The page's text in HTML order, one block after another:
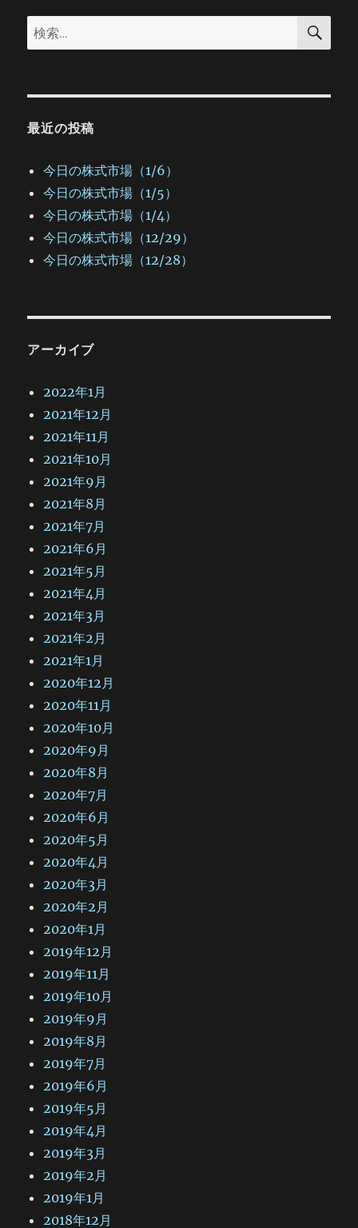
ン
検
索:
検
最近の投稿
今日の株式市場（1/6）
今日の株式市場（1/5）
今日の株式市場（1/4）
今日の株式市場（12/29）
今日の株式市場（12/28）
アーカイブ
2022年1月
2021年12月
2021年11月
2021年10月
2021年9月
2021年8月
2021年7月
2021年6月
2021年5月
2021年4月
2021年3月
2021年2月
2021年1月
2020年12月
2020年11月
2020年10月
2020年9月
2020年8月
2020年7月
2020年6月
2020年5月
2020年4月
2020年3月
2020年2月
2020年1月
2019年12月
2019年11月
2019年10月
2019年9月
2019年8月
2019年7月
2019年6月
2019年5月
2019年4月
2019年3月
2019年2月
2019年1月
2018年12月